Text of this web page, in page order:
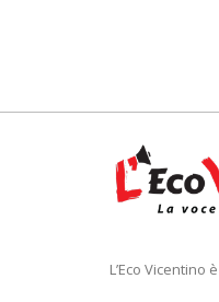
L’Eco